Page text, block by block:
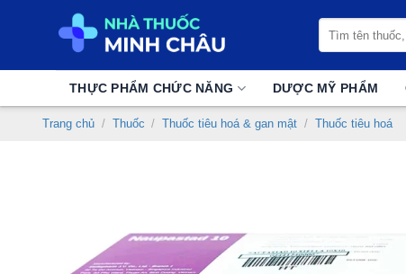
kiếm:
THỰC PHẨM CHỨC NĂNG DƯỢC MỸ PHẨM
Trang chủ / Thuốc / Thuốc tiêu hoá & gan mật / Thuốc tiêu hoá